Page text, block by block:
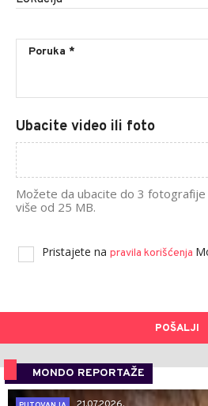
Ubacite video ili foto
Možete da ubacite do 3 fotografije
više od 25 MB.
Pristajete na pravila korišćenja
POŠALJI
MONDO REPORTAŽE